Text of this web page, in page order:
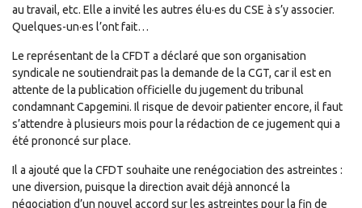
au travail, etc. Elle a invité les autres élu·es du CSE à s’y associer.
Quelques-un·es l’ont fait…
Le représentant de la CFDT a déclaré que son organisation
syndicale ne soutiendrait pas la demande de la CGT, car il est en
attente de la publication officielle du jugement du tribunal
condamnant Capgemini. Il risque de devoir patienter encore, il faut
s’attendre à plusieurs mois pour la rédaction de ce jugement qui a
été prononcé sur place.
Il a ajouté que la CFDT souhaite une renégociation des astreintes :
une diversion, puisque la direction avait déjà annoncé la
négociation d’un nouvel accord sur les astreintes pour la fin de